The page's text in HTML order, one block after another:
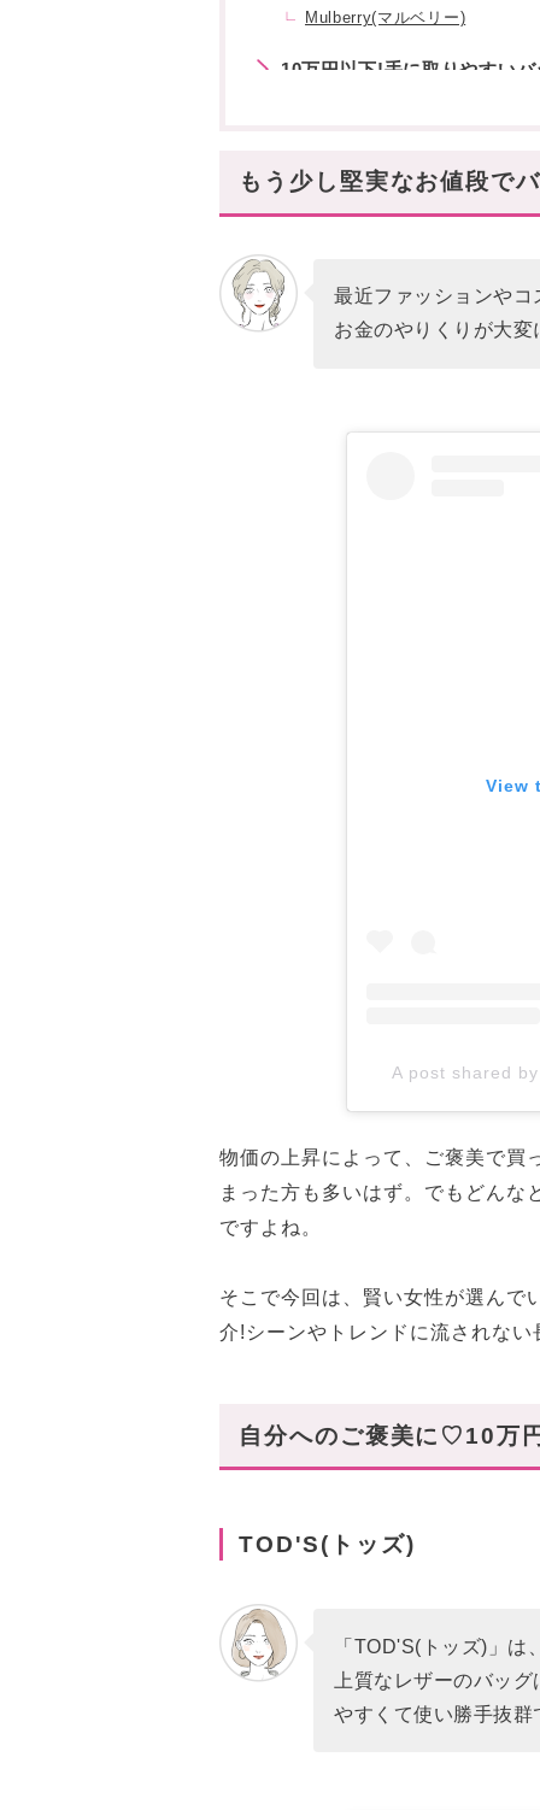
Mulberry(マルベリー)
10万円以下!手に取りやすい
贈り物にもぴったり♪5万円前
タイムレスなデザインで長く
もう少し堅実なお値段で
最近ファッションや
お金のやりくりが大
View
A post shared
物価の上昇によって、ご褒美で買
まった方も多いはず。でもどんな
ですよね。
そこで今回は、賢い女性が選んで
介!シーンやトレンドに流されな
自分へのご褒美に♡10万
TOD'S(トッズ)
「TOD'S(トッズ)」
上質なレザーのバッ
やすくて使い勝手抜群